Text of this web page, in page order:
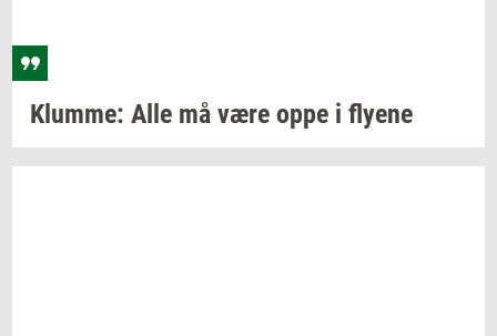
Klum­me: Alle må være oppe i fly­e­ne